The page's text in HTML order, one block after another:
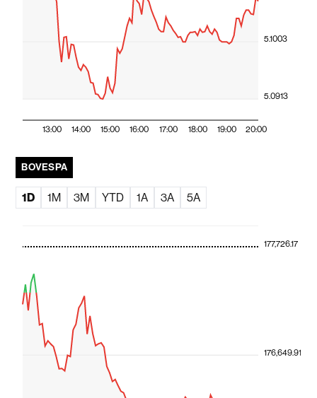
13:00 14:00 15:00 16:00 17:00 18:00 19:00 20:00
5.0913
5.1003
BOVESPA
1D 1M 3M YTD 1A 3A 5A
176,649.91
177,726.17